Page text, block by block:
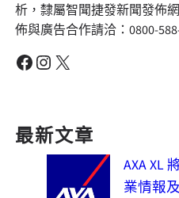
析，隸屬智聞捷發新聞發佈
佈與廣告合作請洽：0800-
Facebook Instagram X
最新文章
AXA XL
業情報